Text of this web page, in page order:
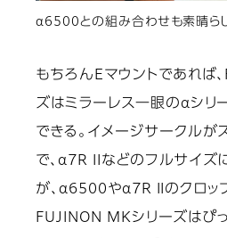
α6500との組み合わせも素晴ら
もちろんEマウントであれば
ズはミラーレス一眼のαシリ
できる。イメージサークル
で、α7R IIなどのフルサイズ
が、α6500やα7R IIのクロッ
FUJINON MKシリーズはぴ